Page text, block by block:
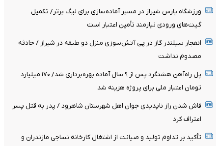
ورزشگاه پارس شیراز در مسیر آماده‌سازی برای لیگ برتر/ تکمیل
گیت‌های ورودی نیازمند تأمین اعتبار است
انفجار سیلندر گاز در پی آتش‌سوزی منزل دو طبقه در شیراز / حادثه
مصدوم نداشت
پل راه‌آهن هشتگرد پس از ۹ سال آماده بهره‌برداری شد/ ۱۷۰ میلیارد
تومان اعتبار ملی برای پروژه هزینه شد
فاش شدن راز ناپدیدی جوان اهل شهرستان شاهرود / پدر به قتل پسر
اعتراف کرد
تأکید بر تداوم تولید و صیانت از اشتغال کارخانه نساجی مازندران و